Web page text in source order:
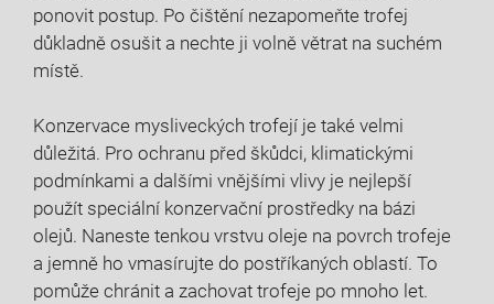
ponovit postup. Po čištění nezapomeňte trofej
důkladně osušit a nechte ji volně větrat na suchém
místě.
Konzervace mysliveckých trofejí je také velmi
důležitá. Pro ochranu před škůdci, klimatickými
podmínkami a dalšími vnějšími vlivy je nejlepší
použít speciální konzervační prostředky na bázi
olejů. Naneste tenkou vrstvu oleje na povrch trofeje
a jemně ho vmasírujte do postříkaných oblastí. To
pomůže chránit a zachovat trofeje po mnoho let.